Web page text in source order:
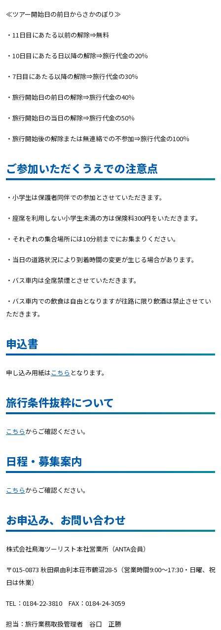
≪ツアー開始日の前日からさかのぼり≫
・11日目にあたる以前の解除⇒無料
・10日目にあたる日以降の解除⇒旅行代金の20％
・7日目にあたる以降の解除⇒旅行代金の30％
・旅行開始日の前日の解除⇒旅行代金の40％
・旅行開始日の当日の解除⇒旅行代金の50％
・旅行開始後の解除または無連絡での不参加⇒旅行代金の100％
ご参加いただくうえでの注意点
・小学生は保護者同伴での参加とさせていただきます。
・座席を利用しない小学生未満の方は保険料300円をいただきます。
・それぞれの集合場所には10分前までにお集まりください。
・当日の道路状況により到着時間の変更が生じる場合があります。
・バス車内は全席禁煙とさせていただきます。
・バス車内での飲食は自由となりますが往路に限り飲酒は禁止させてい
ただきます。
申込書
申し込み用紙はこちら となります。
旅行条件抜粋について
こちらからご確認ください。
日程・募集案内
こちらからご確認ください。
お申込み、お問い合わせ
株式会社鳥海ツーリスト本社営業所（ANTA会員）
〒015-0873 秋田県由利本荘市鶴沼28-5（営業時間9:00～17:30・日曜、祝
日は休業）
TEL：0184-22-3810 FAX：0184-24-3059
担当：旅行業務取扱管理者 谷口 正勝